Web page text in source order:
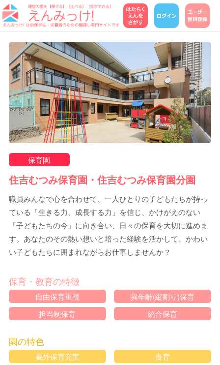
保育園
住吉むつみ保育園・住吉むつみ保育園分園
職員みんなで心を合わせて、一人ひとりの子どもたちが持っ
ている「生きる力、成長する力」を信じ、かけがえのない
「子どもたちの今」に向き合い、日々の保育を大切に進めま
す。あなたのその熱い想いと培った経験を活かして、かわい
い子どもたちに囲まれながらお仕事しませんか？
保育・教育の特徴
自由保育重視
異年齢(縦割り)保育
担当制保育
統合保育
園の特色
園外保育充実
食育